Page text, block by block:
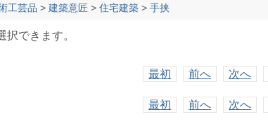
工芸品 > 建築意匠 > 住宅建築> 手挟
できます。
最初
前へ 次へ
最初 前へ 次へ